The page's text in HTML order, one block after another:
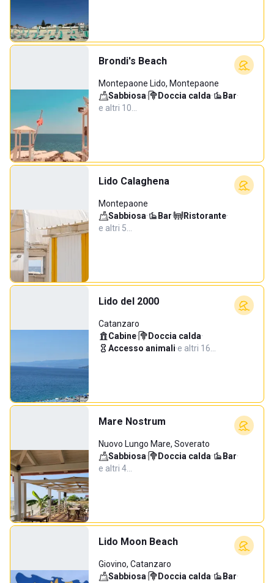
Brondi's Beach
Montepaone Lido, Montepaone
Sabbiosa· Doccia calda· Bar·
e altri 10…
Lido Calaghena
Montepaone
Sabbiosa· Bar· Ristorante·
e altri 5…
Lido del 2000
Catanzaro
Cabine· Doccia calda·
Accesso animali·e altri 16…
Mare Nostrum
Nuovo Lungo Mare, Soverato
Sabbiosa· Doccia calda· Bar·
e altri 4…
Lido Moon Beach
Giovino, Catanzaro
Sabbiosa· Doccia calda· Bar·